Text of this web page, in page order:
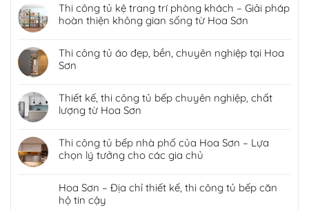
Thi công tủ kệ trang trí phòng khách – Giải pháp
hoàn thiện không gian sống từ Hoa Sơn
Thi công tủ áo đẹp, bền, chuyên nghiệp tại Hoa
Sơn
Thiết kế, thi công tủ bếp chuyên nghiệp, chất
lượng từ Hoa Sơn
Thi công tủ bếp nhà phố của Hoa Sơn – Lựa
chọn lý tưởng cho các gia chủ
Hoa Sơn – Địa chỉ thiết kế, thi công tủ bếp căn
hộ tin cậy